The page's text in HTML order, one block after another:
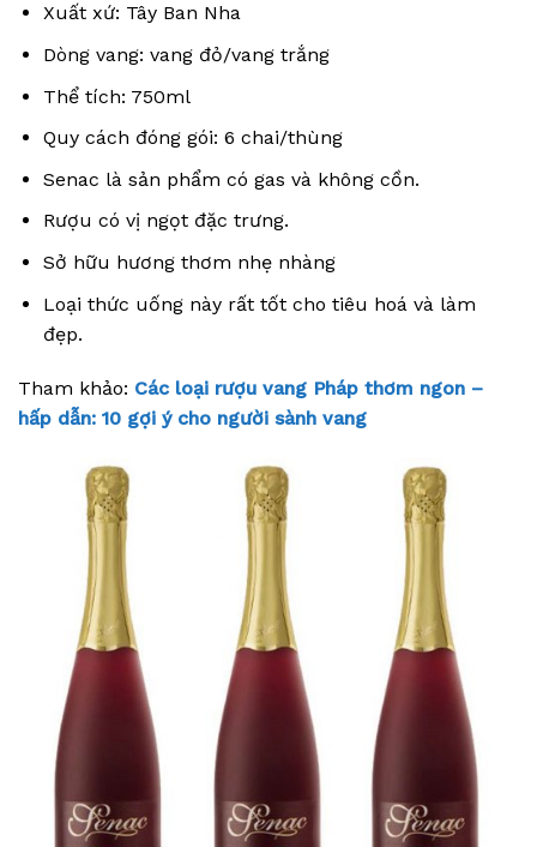
Xuất xứ: Tây Ban Nha
Dòng vang: vang đỏ/vang trắng
Thể tích: 750ml
Quy cách đóng gói: 6 chai/thùng
Senac là sản phẩm có gas và không cồn.
Rượu có vị ngọt đặc trưng.
Sở hữu hương thơm nhẹ nhàng
Loại thức uống này rất tốt cho tiêu hoá và làm
đẹp.
Tham khảo: Các loại rượu vang Pháp thơm ngon –
hấp dẫn: 10 gợi ý cho người sành vang